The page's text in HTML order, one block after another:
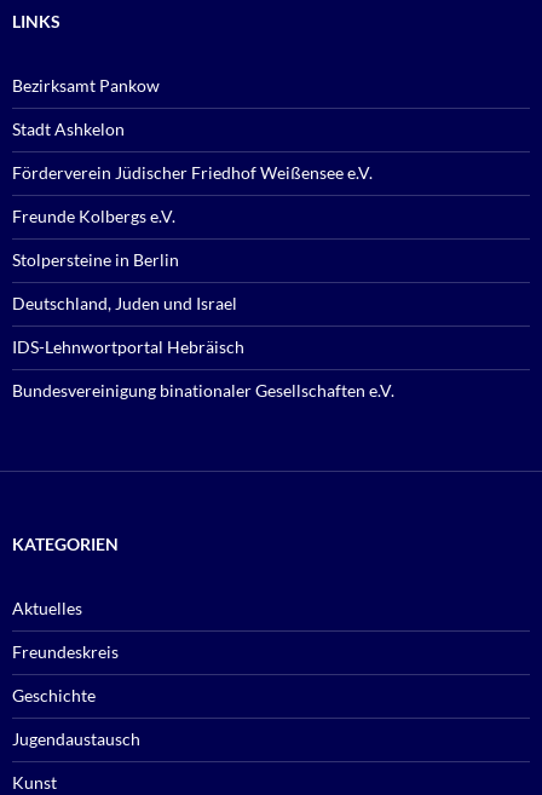
LINKS
Bezirksamt Pankow
Stadt Ashkelon
Förderverein Jüdischer Friedhof Weißensee e.V.
Freunde Kolbergs e.V.
Stolpersteine in Berlin
Deutschland, Juden und Israel
IDS-Lehnwortportal Hebräisch
Bundesvereinigung binationaler Gesellschaften e.V.
KATEGORIEN
Aktuelles
Freundeskreis
Geschichte
Jugendaustausch
Kunst